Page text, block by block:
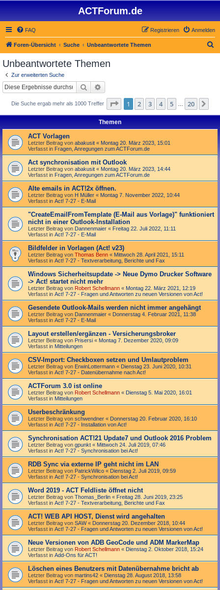
ACTForum.de
FAQ Anmelden
Registrieren
Foren-Übersicht Suche Unbeantwortete Themen
Unbeantwortete Themen
Zur erweiterten Suche
Suche
Die Suche ergab mehr als 1000 Treffer Seite 1von 20
1 2 3 4 5 20
Themen
ACT Vorlagen
Letzter Beitrag von abakusit « Montag 20. März 2023, 15:01
Verfasst in Fragen, Anregungen zum ACTForum.de
Act synchronisation mit Outlook
Letzter Beitrag von abakusit « Montag 20. März 2023, 14:44
Verfasst in Fragen, Anregungen zum ACTForum.de
Alte emails in ACT!2x öffnen.
Letzter Beitrag von H Müller « Montag 7. November 2022, 10:44
Verfasst in Act! 7-27 - E-Mail
"Create­Email­From­Template (E-Mail aus Vorlage)" funktioniert
nicht in einer Outlook-Installation
Letzter Beitrag von Dannenmaier « Freitag 22. Juli 2022, 11:11
Verfasst in Act! 7-27 - E-Mail
Bildfelder in Vorlagen (Act! v23)
Letzter Beitrag von Thomas Benn « Mittwoch 28. April 2021, 15:11
Verfasst in Act! 7-27 - Text­­ver­arbei­tung, Berichte und Fax
Windows Sicherheitsupdate -> Neue Dymo Drucker Software
-> Act! startet nicht mehr
Letzter Beitrag von Robert Schellmann « Montag 22. März 2021, 12:19
Verfasst in Act! 7-27 - Fragen und Antworten zu neuen Versionen von Act!
Gesendete Outlook-Mails werden nicht immer angehängt
Letzter Beitrag von Dannenmaier « Donnerstag 4. Februar 2021, 11:38
Verfasst in Act! 7-27 - E-Mail
Layout erstellen/ergänzen - Versicherungsbroker
Letzter Beitrag von Prisersi « Montag 7. Dezember 2020, 09:09
Verfasst in Mitteilungen
CSV-Import: Checkboxen setzen und Umlautproblem
Letzter Beitrag von ErwinLottermann « Dienstag 23. Juni 2020, 10:31
Verfasst in Act! 7-27 - Datenübernahme nach Act!
ACTForum 3.0 ist online
Letzter Beitrag von Robert Schellmann « Dienstag 5. Mai 2020, 16:01
Verfasst in Mitteilungen
Userbeschränkung
Letzter Beitrag von schwendner « Donnerstag 20. Februar 2020, 16:10
Verfasst in Act! 7-27 - Installation von Act!
Synchronisation ACT!21 Update7 und Outlook 2016 Problem
Letzter Beitrag von gpunkt « Mittwoch 24. Juli 2019, 07:46
Verfasst in Act! 7-27 - Synchronisation bei Act!
RDB Sync via externe IP geht nicht im LAN
Letzter Beitrag von PatrickWilco « Dienstag 2. Juli 2019, 09:59
Verfasst in Act! 7-27 - Synchronisation bei Act!
Word 2019 - ACT Feldliste öffnet nicht
Letzter Beitrag von Thomas_Berlin « Freitag 28. Juni 2019, 23:25
Verfasst in Act! 7-27 - Text­­ver­arbei­tung, Berichte und Fax
ACT! WEB API HOST, Dienst wird angehalten
Letzter Beitrag von SAW« Donnerstag 20. Dezember 2018, 10:44
Verfasst in Act! 7-27 - Fragen und Antworten zu neuen Versionen von Act!
Neue Versionen von ADB GeoCode und ADM MarkerMap
Letzter Beitrag von Robert Schellmann « Dienstag 2. Oktober 2018, 15:24
Verfasst in Add-Ons für ACT!
Löschen eines Benutzers mit Datenübernahme bricht ab
Letzter Beitrag von martins42 « Dienstag 28. August 2018, 13:58
Verfasst in Act! 7-27 - Fragen und Antworten zu neuen Versionen von Act!